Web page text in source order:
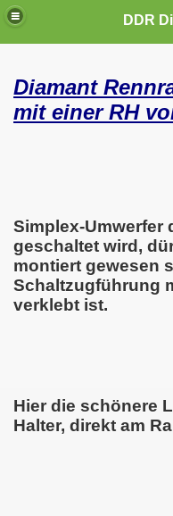
DDR
Diamant
mit einer RH
Simplex-Umwerfer
geschaltet wird,
montiert gewesen
Schaltzugführung
verklebt ist.
Hier die schönere
Halter, direkt am